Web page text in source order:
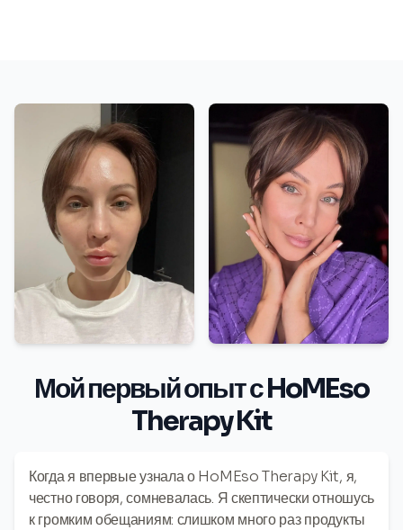
Мой первый опыт с HoMEso
Therapy Kit
Когда я впервые узнала о HoMEso Therapy Kit, я,
честно говоря, сомневалась. Я скептически отношусь
к громким обещаниям: слишком много раз продукты